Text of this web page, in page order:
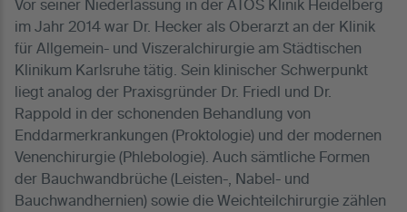
Vor seiner Niederlassung in der ATOS Klinik Heidelberg
im Jahr 2014 war Dr. Hecker als Oberarzt an der Klinik
für Allgemein- und Viszeralchirurgie am Städtischen
Klinikum Karlsruhe tätig. Sein klinischer Schwerpunkt
liegt analog der Praxisgründer Dr. Friedl und Dr.
Rappold in der schonenden Behandlung von
Enddarmerkrankungen (Proktologie) und der modernen
Venenchirurgie (Phlebologie). Auch sämtliche Formen
der Bauchwandbrüche (Leisten-, Nabel- und
Bauchwandhernien) sowie die Weichteilchirurgie zählen